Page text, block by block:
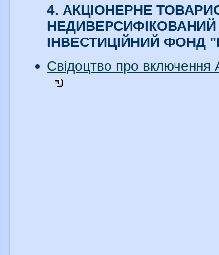
4. АКЦІОНЕРНЕ
ІНВЕСТИЦІЙНИЙ ФОНД
Свідоцтво про